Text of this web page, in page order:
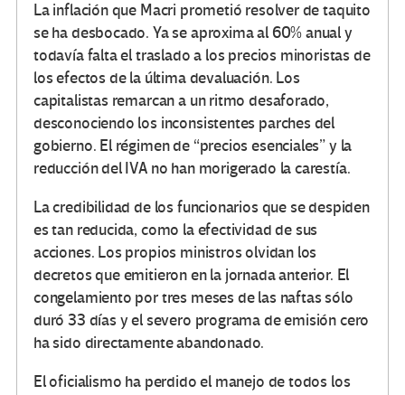
La inflación que Macri prometió resolver de taquito
se ha desbocado. Ya se aproxima al 60% anual y
todavía falta el traslado a los precios minoristas de
los efectos de la última devaluación. Los
capitalistas remarcan a un ritmo desaforado,
desconociendo los inconsistentes parches del
gobierno. El régimen de “precios esenciales” y la
reducción del IVA no han morigerado la carestía.
La credibilidad de los funcionarios que se despiden
es tan reducida, como la efectividad de sus
acciones. Los propios ministros olvidan los
decretos que emitieron en la jornada anterior. El
congelamiento por tres meses de las naftas sólo
duró 33 días y el severo programa de emisión cero
ha sido directamente abandonado.
El oficialismo ha perdido el manejo de todos los